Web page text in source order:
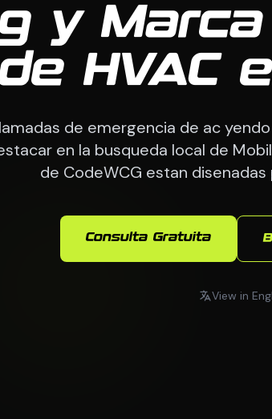
y
HVAC
de emergencia de ac
en la busqueda local de
de CodeWCG estan
Consulta Gratuita
View in